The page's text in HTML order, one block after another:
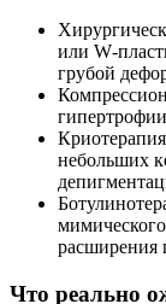
или
грубой
небольших
расширения
Что реально